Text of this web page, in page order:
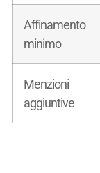
Affinamento
minimo
Menzioni
aggiuntive